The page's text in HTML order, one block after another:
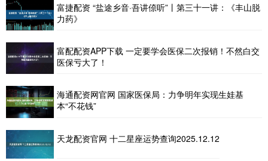
富捷配资 “盐途乡音·吾讲倷听”丨第三十一讲：《丰山脱
力药》
富配配资APP下载 一定要学会医保二次报销！不然白交
医保亏大了！
海通配资网官网 国家医保局：力争明年实现生娃基
本“不花钱”
天龙配资官网 十二星座运势查询2025.12.12